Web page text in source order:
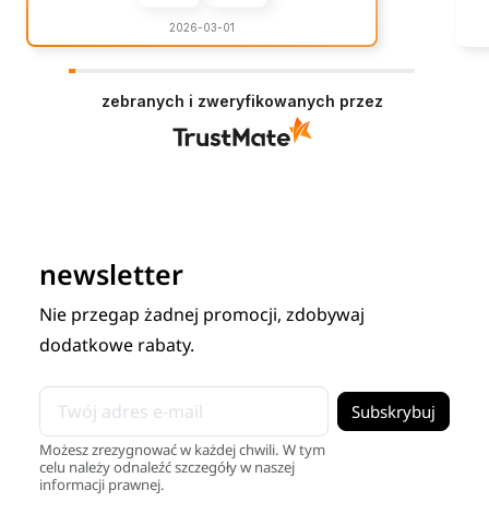
2026-03-01
zebranych i zweryfikowanych przez
newsletter
Nie przegap żadnej promocji, zdobywaj
dodatkowe rabaty.
Możesz zrezygnować w każdej chwili. W tym
celu należy odnaleźć szczegóły w naszej
informacji prawnej.